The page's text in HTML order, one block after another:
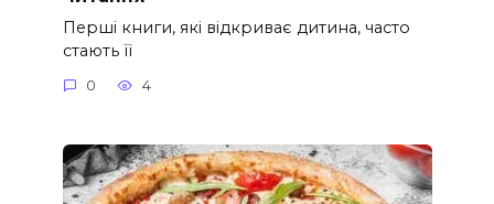
Перші книги, які відкриває дитина, часто
стають її
0 4